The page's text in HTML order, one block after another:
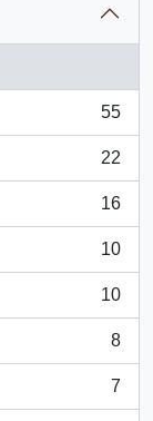
55
22
16
10
10
8
7